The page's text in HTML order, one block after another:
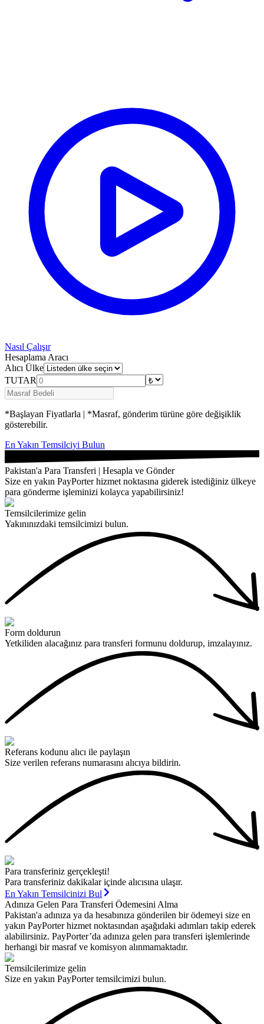
Nasıl Çalışır
Hesaplama Aracı
Alıcı Ülke
TUTAR
*Başlayan Fiyatlarla | *Masraf, gönderim türüne göre değişiklik
gösterebilir.
En Yakın Temsilciyi Bulun
Pakistan'a Para Transferi | Hesapla ve Gönder
Size en yakın PayPorter hizmet noktasına giderek istediğiniz ülkeye
para gönderme işleminizi kolayca yapabilirsiniz!
Temsilcilerimize gelin
Yakınınızdaki temsilcimizi bulun.
Form doldurun
Yetkiliden alacağınız para transferi formunu doldurup, imzalayınız.
Referans kodunu alıcı ile paylaşın
Size verilen referans numarasını alıcıya bildirin.
Para transferiniz gerçekleşti!
Para transferiniz dakikalar içinde alıcısına ulaşır.
En Yakın Temsilcinizi Bul
Adınıza Gelen Para Transferi Ödemesini Alma
Pakistan'a adınıza ya da hesabınıza gönderilen bir ödemeyi size en
yakın PayPorter hizmet noktasından aşağıdaki adımları takip ederek
alabilirsiniz. PayPorter’da adınıza gelen para transferi işlemlerinde
herhangi bir masraf ve komisyon alınmamaktadır.
Temsilcilerimize gelin
Size en yakın PayPorter temsilcimizi bulun.